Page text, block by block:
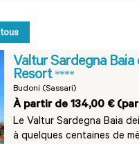
tous
Valtur Sardegna Baia
Resort ****
Budoni (Sassari)
À partir de 134,00 €
Le Valtur Sardegna Baia
à quelques centaines de